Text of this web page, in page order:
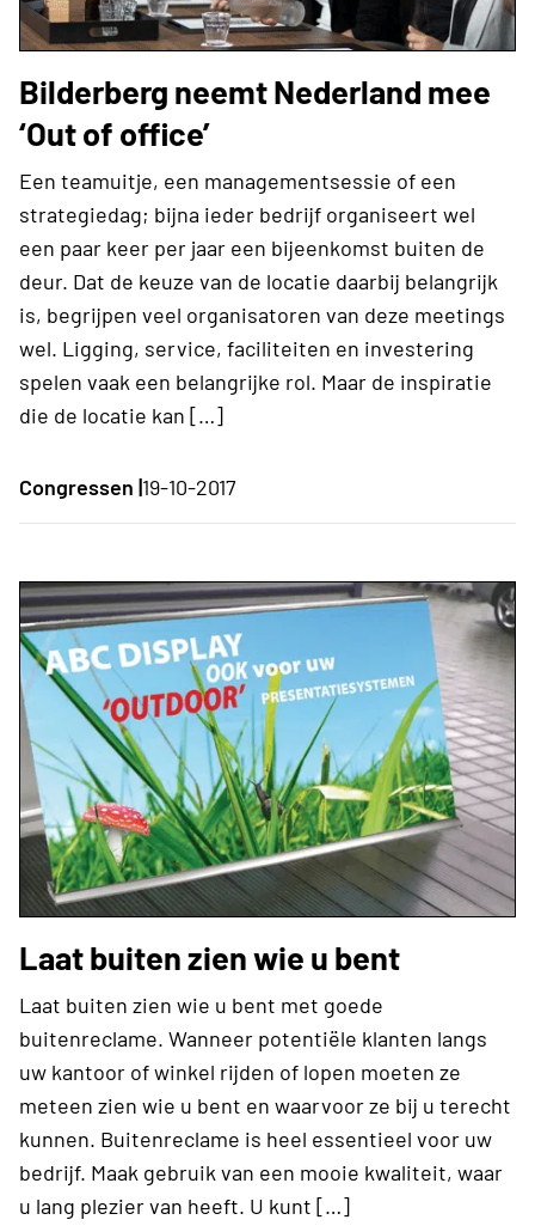
Bilderberg neemt Nederland mee
‘Out of office’
Een teamuitje, een managementsessie of een
strategiedag; bijna ieder bedrijf organiseert wel
een paar keer per jaar een bijeenkomst buiten de
deur. Dat de keuze van de locatie daarbij belangrijk
is, begrijpen veel organisatoren van deze meetings
wel. Ligging, service, faciliteiten en investering
spelen vaak een belangrijke rol. Maar de inspiratie
die de locatie kan […]
Congressen |19-10-2017
Laat buiten zien wie u bent
Laat buiten zien wie u bent met goede
buitenreclame. Wanneer potentiële klanten langs
uw kantoor of winkel rijden of lopen moeten ze
meteen zien wie u bent en waarvoor ze bij u terecht
kunnen. Buitenreclame is heel essentieel voor uw
bedrijf. Maak gebruik van een mooie kwaliteit, waar
u lang plezier van heeft. U kunt […]